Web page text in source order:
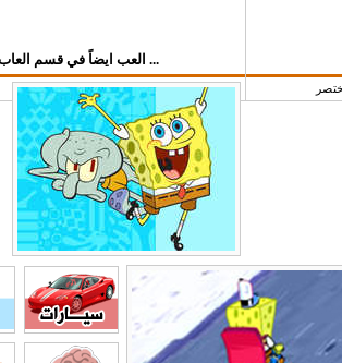
العب ايضاً في قسم العاب سبونج بوب ...